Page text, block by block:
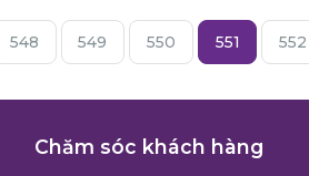
548 549 550 551 552
Chăm sóc khách hàng